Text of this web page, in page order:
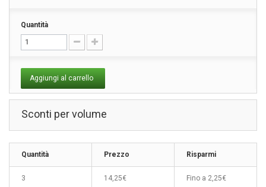
Quantità
Aggiungi al carrello
Sconti per volume
Quantità Prezzo Risparmi
3 14,25€ Fino a 2,25€